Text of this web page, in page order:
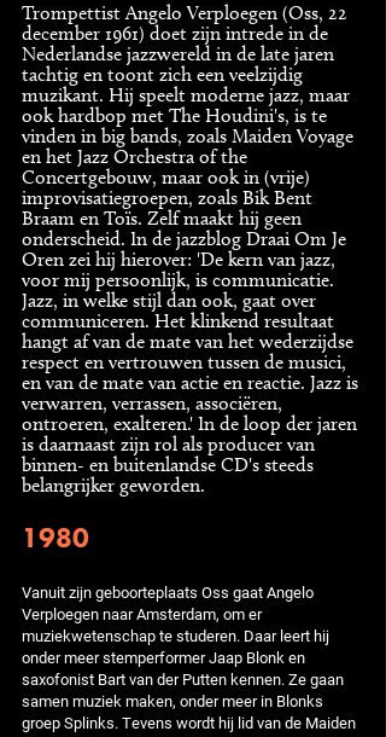
Trompettist Angelo Verploegen (Oss, 22
december 1961) doet zijn intrede in de
Nederlandse jazzwereld in de late jaren
tachtig en toont zich een veelzijdig
muzikant. Hij speelt moderne jazz, maar
ook hardbop met The Houdini's, is te
vinden in big bands, zoals Maiden Voyage
en het Jazz Orchestra of the
Concertgebouw, maar ook in (vrije)
improvisatiegroepen, zoals Bik Bent
Braam en Toïs. Zelf maakt hij geen
onderscheid. In de jazzblog Draai Om Je
Oren zei hij hierover: 'De kern van jazz,
voor mij persoonlijk, is communicatie.
Jazz, in welke stijl dan ook, gaat over
communiceren. Het klinkend resultaat
hangt af van de mate van het wederzijdse
respect en vertrouwen tussen de musici,
en van de mate van actie en reactie. Jazz is
verwarren, verrassen, associëren,
ontroeren, exalteren.' In de loop der jaren
is daarnaast zijn rol als producer van
binnen- en buitenlandse CD's steeds
belangrijker geworden.
1980
Vanuit zijn geboorteplaats Oss gaat Angelo
Verploegen naar Amsterdam, om er
muziekwetenschap te studeren. Daar leert hij
onder meer stemperformer Jaap Blonk en
saxofonist Bart van der Putten kennen. Ze gaan
samen muziek maken, onder meer in Blonks
groep Splinks. Tevens wordt hij lid van de Maiden